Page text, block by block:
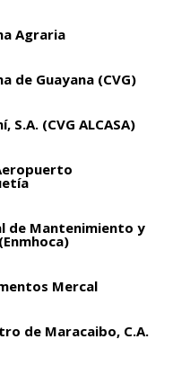
Agraria
de Guayana (CVG)
S.A. (CVG ALCASA)
de Mantenimiento y
Mercal
de Maracaibo, C.A.